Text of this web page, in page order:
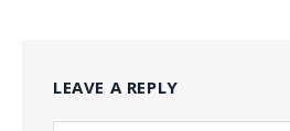
LEAVE A REPLY